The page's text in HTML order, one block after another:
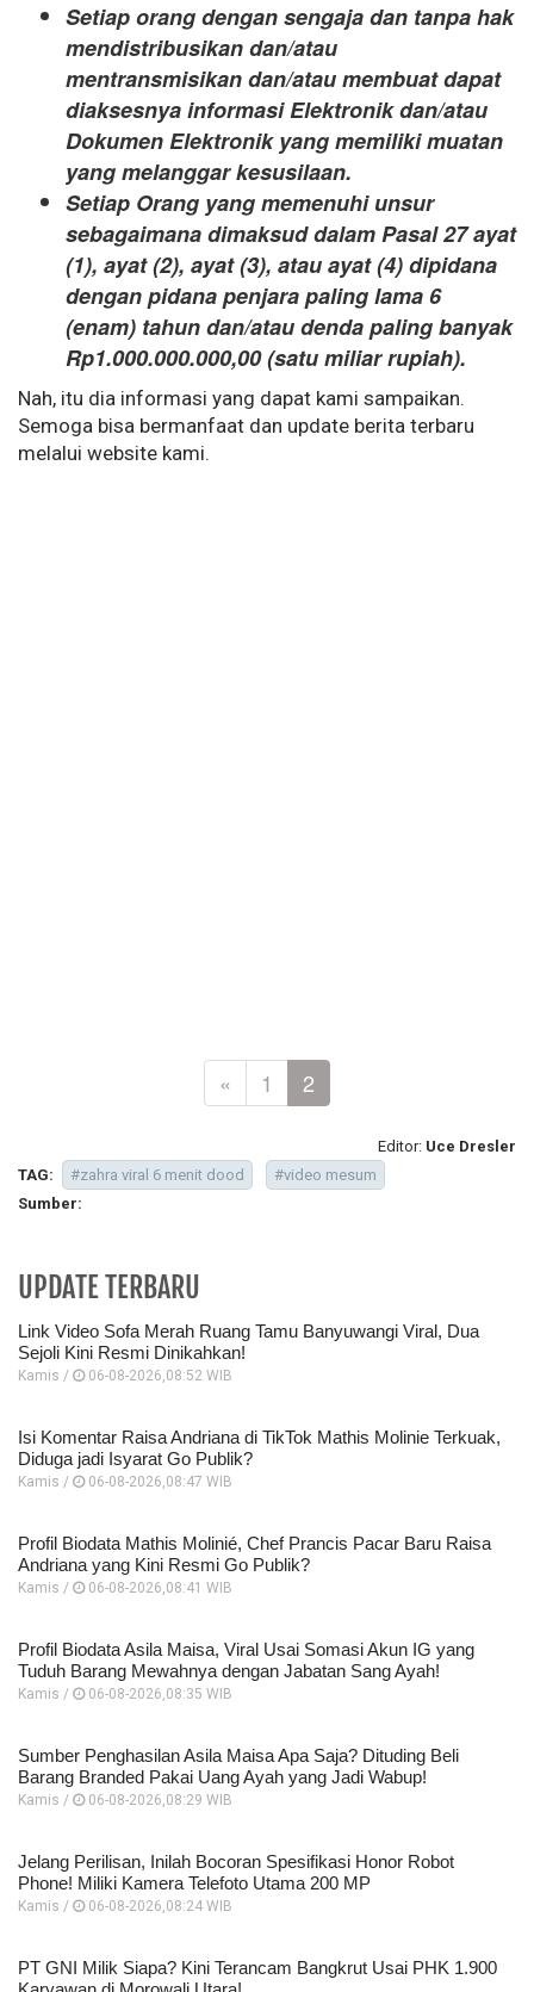
Setiap orang dengan sengaja dan tanpa hak
mendistribusikan dan/atau
mentransmisikan dan/atau membuat dapat
diaksesnya informasi Elektronik dan/atau
Dokumen Elektronik yang memiliki muatan
yang melanggar kesusilaan.
Setiap Orang yang memenuhi unsur
sebagaimana dimaksud dalam Pasal 27 ayat
(1), ayat (2), ayat (3), atau ayat (4) dipidana
dengan pidana penjara paling lama 6
(enam) tahun dan/atau denda paling banyak
Rp1.000.000.000,00 (satu miliar rupiah).
Nah, itu dia informasi yang dapat kami sampaikan.
Semoga bisa bermanfaat dan update berita terbaru
melalui website kami.
« 1 2
Editor: Uce Dresler
TAG:
#zahra viral 6 menit dood
#video mesum
Sumber:
UPDATE TERBARU
Link Video Sofa Merah Ruang Tamu Banyuwangi Viral, Dua
Sejoli Kini Resmi Dinikahkan!
Kamis / 06-08-2026,08:52 WIB
Isi Komentar Raisa Andriana di TikTok Mathis Molinie Terkuak,
Diduga jadi Isyarat Go Publik?
Kamis / 06-08-2026,08:47 WIB
Profil Biodata Mathis Molinié, Chef Prancis Pacar Baru Raisa
Andriana yang Kini Resmi Go Publik?
Kamis / 06-08-2026,08:41 WIB
Profil Biodata Asila Maisa, Viral Usai Somasi Akun IG yang
Tuduh Barang Mewahnya dengan Jabatan Sang Ayah!
Kamis / 06-08-2026,08:35 WIB
Sumber Penghasilan Asila Maisa Apa Saja? Dituding Beli
Barang Branded Pakai Uang Ayah yang Jadi Wabup!
Kamis / 06-08-2026,08:29 WIB
Jelang Perilisan, Inilah Bocoran Spesifikasi Honor Robot
Phone! Miliki Kamera Telefoto Utama 200 MP
Kamis / 06-08-2026,08:24 WIB
PT GNI Milik Siapa? Kini Terancam Bangkrut Usai PHK 1.900